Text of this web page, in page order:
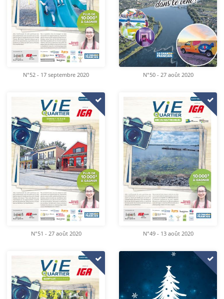
N°52 - 17 septembre 2020 N°50 - 27 août 2020
N°51 - 27 août 2020 N°49 - 13 août 2020